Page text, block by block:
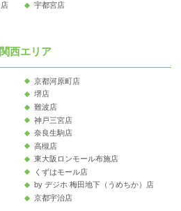
宇都宮店
関西エリア
京都河原町店
堺店
難波店
神戸三宮店
奈良生駒店
高槻店
東大阪ロンモール布施店
くずはモール店
by デジホ 梅田地下（うめちか）店
京都宇治店